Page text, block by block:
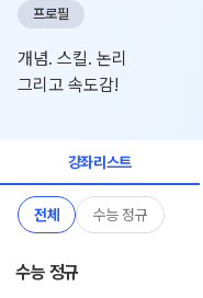
프로필
개념. 스킬. 논리
그리고 속도감!
강좌리스트
전체 수능 정규
수능 정규